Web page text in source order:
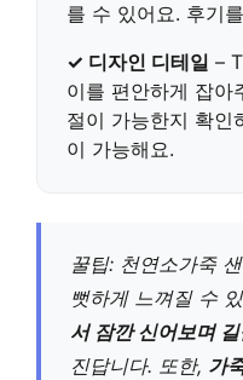
를 수 있어요. 후기
✓ 디자인 디테일 –
이를 편안하게 잡아
절이 가능한지 확인
이 가능해요.
꿀팁: 천연소가죽
뻣하게 느껴질 수
서 잠깐 신어보며
진답니다. 또한, 가